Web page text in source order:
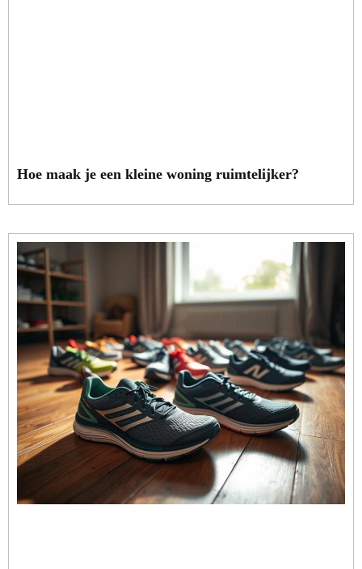
Hoe maak je een kleine woning ruimtelijker?